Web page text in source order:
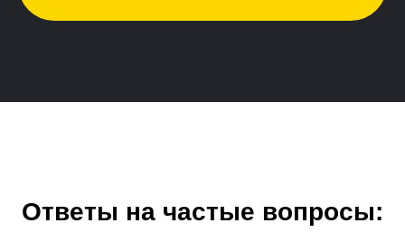
Ответы на частые вопросы: